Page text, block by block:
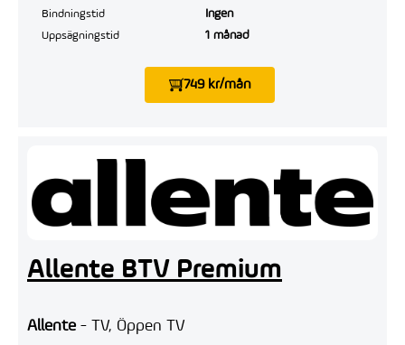
Bindningstid Ingen
Uppsägningstid 1 månad
749 kr/mån
Allente BTV Premium
Allente- TV, Öppen TV